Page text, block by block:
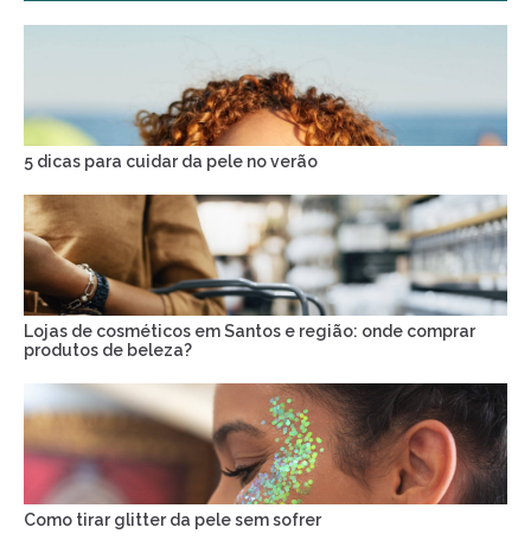
5 dicas para cuidar da pele no verão
Lojas de cosméticos em Santos e região: onde comprar
produtos de beleza?
Como tirar glitter da pele sem sofrer